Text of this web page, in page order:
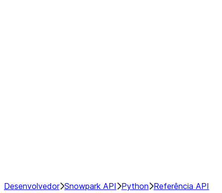
Desenvolvedor Snowpark API Python Referência API